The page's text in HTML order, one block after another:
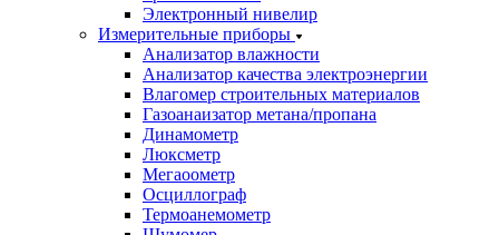
Электронный нивелир
Измерительные приборы
Анализатор влажности
Анализатор качества электроэнергии
Влагомер строительных материалов
Газоанаизатор метана/пропана
Динамометр
Люксметр
Мегаоометр
Осциллограф
Термоанемометр